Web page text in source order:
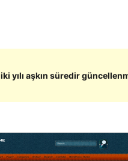
iki yılı aşkın süredir